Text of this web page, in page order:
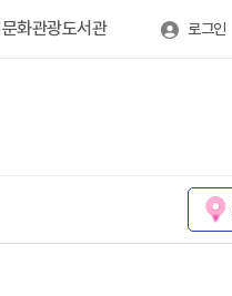
문화관광도서관 로그인